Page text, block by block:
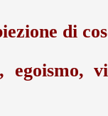
di
egoismo,